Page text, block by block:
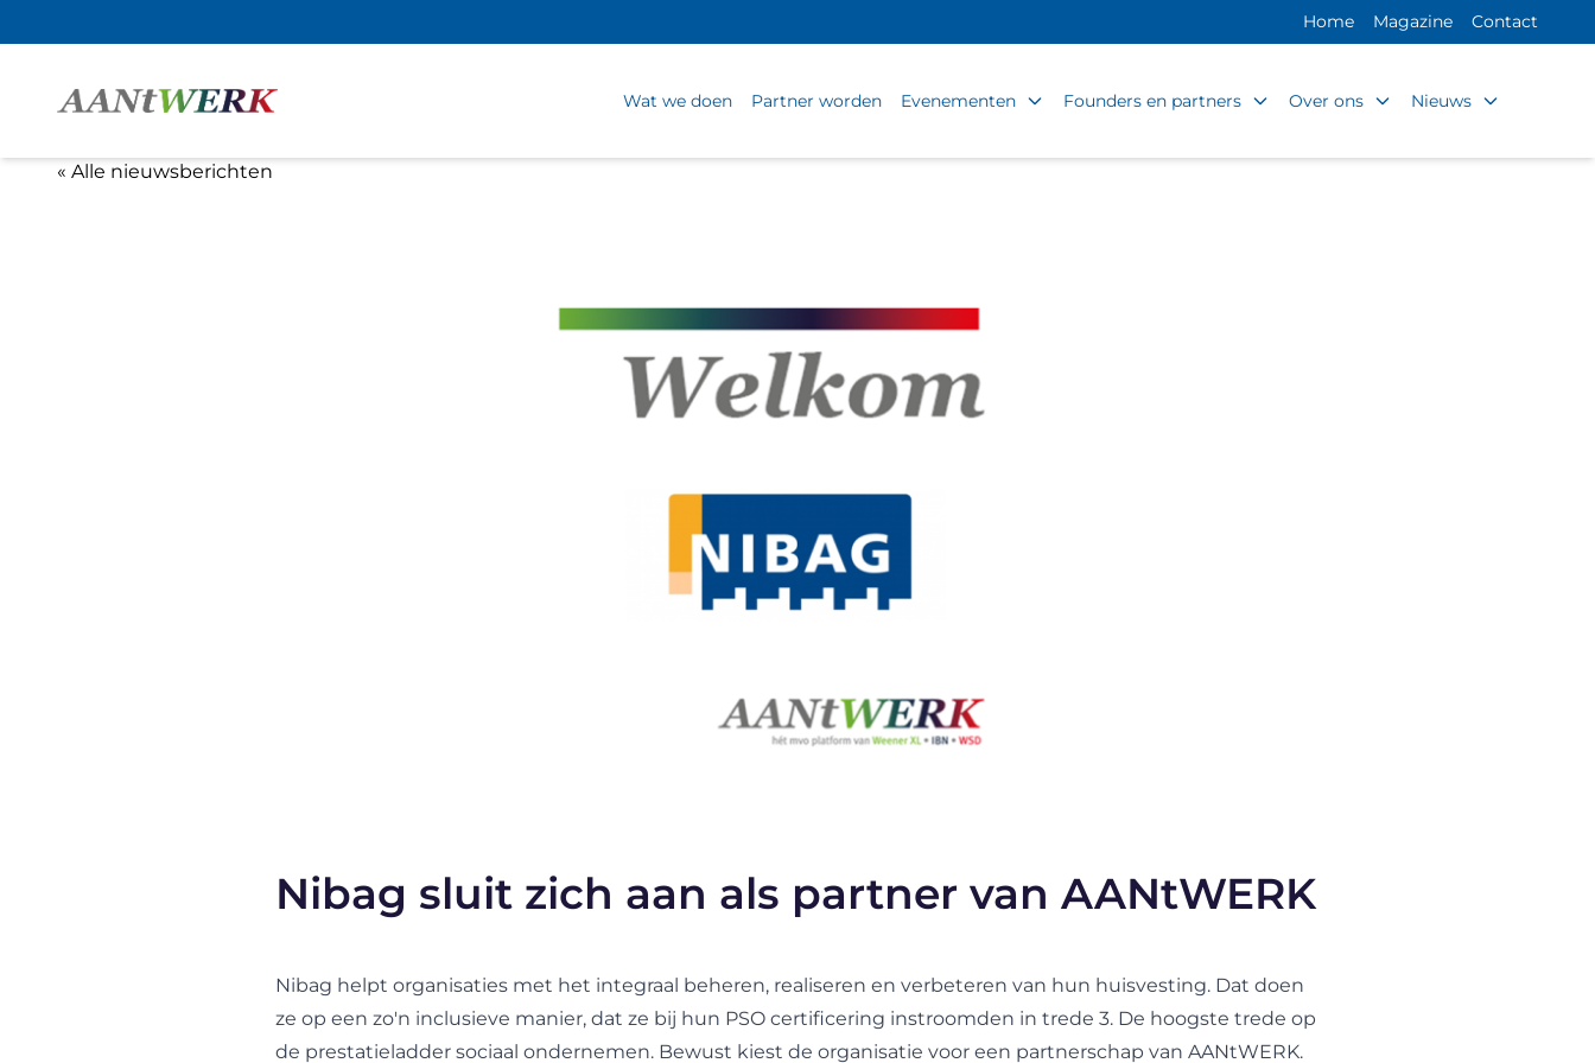
Home Magazine Contact
Wat we doen Partner worden Evenementen Founders en partners Over ons Nieuws
« Alle nieuwsberichten
Nibag sluit zich aan als partner van AANtWERK
Nibag helpt organisaties met het integraal beheren, realiseren en verbeteren van hun huisvesting. Dat doen
ze op een zo'n inclusieve manier, dat ze bij hun PSO certificering instroomden in trede 3. De hoogste trede op
de prestatieladder sociaal ondernemen. Bewust kiest de organisatie voor een partnerschap van AANtWERK.